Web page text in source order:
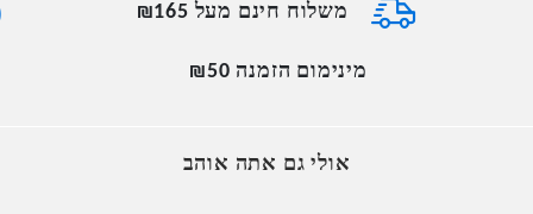
משלוח חינם מעל ₪165
מינימום הזמנה ₪50
אולי גם אתה אוהב